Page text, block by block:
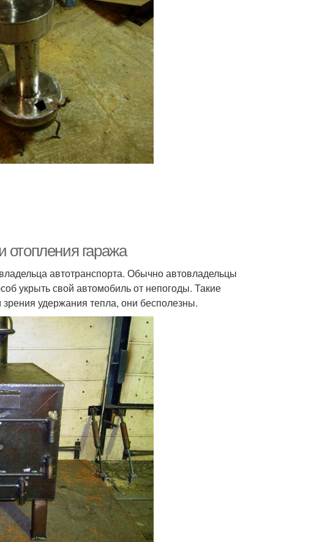
отопления гаража
автотранспорта. Обычно автовладельцы
укрыть свой автомобиль от непогоды. Такие
удержания тепла, они бесполезны.